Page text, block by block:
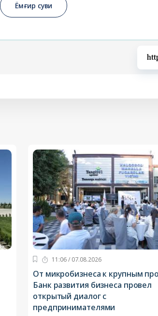
Ёмғир суви
11:06 / 07.08.2026
От микробизнеса к крупным
Банк развития бизнеса провел
открытый диалог с
предпринимателями